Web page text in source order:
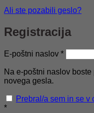
Ali ste pozabili geslo?
Registracija
E-poštni naslov *
Na e-poštni naslov
novega gesla.
Prebral/a sem in se v
*